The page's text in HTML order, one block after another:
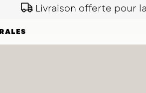
Livraison offerte pour